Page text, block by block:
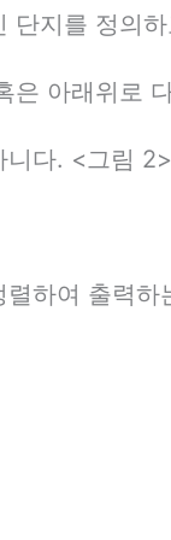
지를 정의
아래위로
다. <그림
하여 출력하